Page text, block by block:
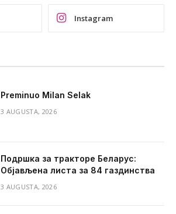
Instagram
Preminuo Milan Selak
3 AUGUSTA, 2026
Подршка за тракторе Беларус:
Објављена листа за 84 газдинства
3 AUGUSTA, 2026